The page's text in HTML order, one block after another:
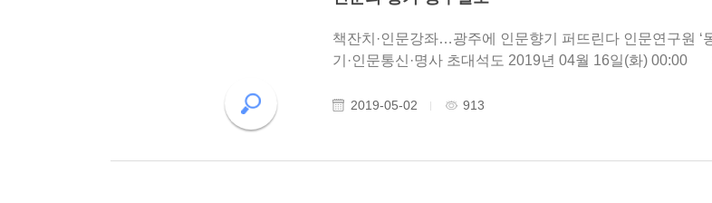
책잔치·인문강좌…광주에 인문향기 퍼뜨린다 인문연구원 ‘동고송’ 19일 창립총회 곽병찬·황지우 초청 강연·대담 고전읽
2019-05-02 913